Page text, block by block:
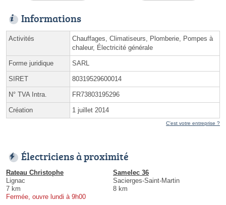
Informations
Activités
Chauffages, Climatiseurs, Plomberie, Pompes à
chaleur, Électricité générale
Forme juridique SARL
SIRET 80319529600014
N° TVA Intra. FR73803195296
Création 1 juillet 2014
C'est votre entreprise ?
Électriciens à proximité
Rateau Christophe
Lignac
7 km
Fermée, ouvre lundi à 9h00
Samelec 36
Sacierges-Saint-Martin
8 km